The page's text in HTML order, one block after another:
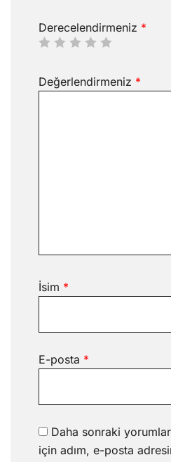
Derecelendirmeniz *
Değerlendirmeniz *
İsim *
E-posta *
Daha sonraki
için adım, e-posta